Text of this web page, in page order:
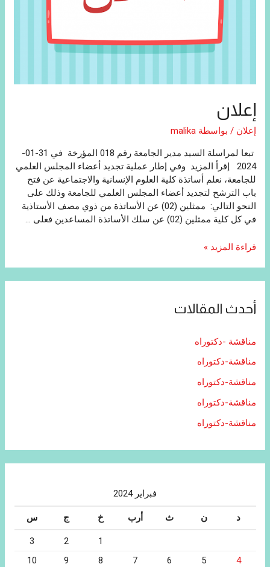
إعلان
إعلان / بواسطة malika
تبعا لمراسلة السيد مدير الجامعة رقم 018 المؤرخة في 31-01-
2024 إقرأ المزيد وفي إطار عملية تجديد أعضاء المجلس العلمي
للجامعة، نعلم أساتذة كلية العلوم الإنسانية والاجتماعية عن فتح
باب الترشح لتجديد أعضاء المجلس العلمي للجامعة وذلك على
النحو التالي: ممثلين (02) عن الأساتذة من ذوي مصف الأستاذية
في كل كلية ممثلين (02) عن سلك الأساتذة المساعدين فعلى …
إعلان
قراءة المزيد »
أحدث المقالات
مناقشة -دكتوراه
مناقشة-دكتوراه
مناقشة-دكتوراه
مناقشة-دكتوراه
مناقشة-دكتوراه
فبراير 2024
د ن ث أرب خ ج س
1
2
3
4
5
6
7
8
9
10